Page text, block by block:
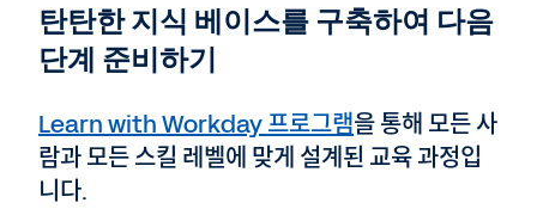
탄탄한 지식 베이스를 구축하여 다음
단계 준비하기
Learn with Workday 프로그램을 통해 모든 사
람과 모든 스킬 레벨에 맞게 설계된 교육 과정입
니다.